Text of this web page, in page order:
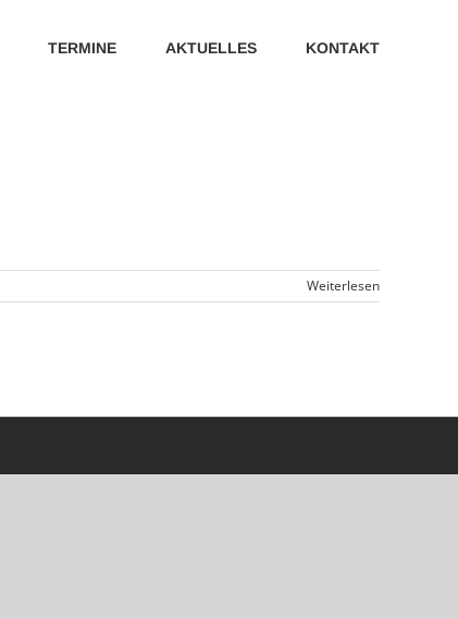
TERMINE AKTUELLES KONTAKT
Weiterlesen